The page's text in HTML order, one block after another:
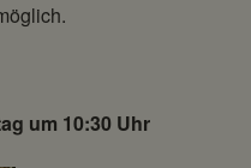
um 10:30 Uhr